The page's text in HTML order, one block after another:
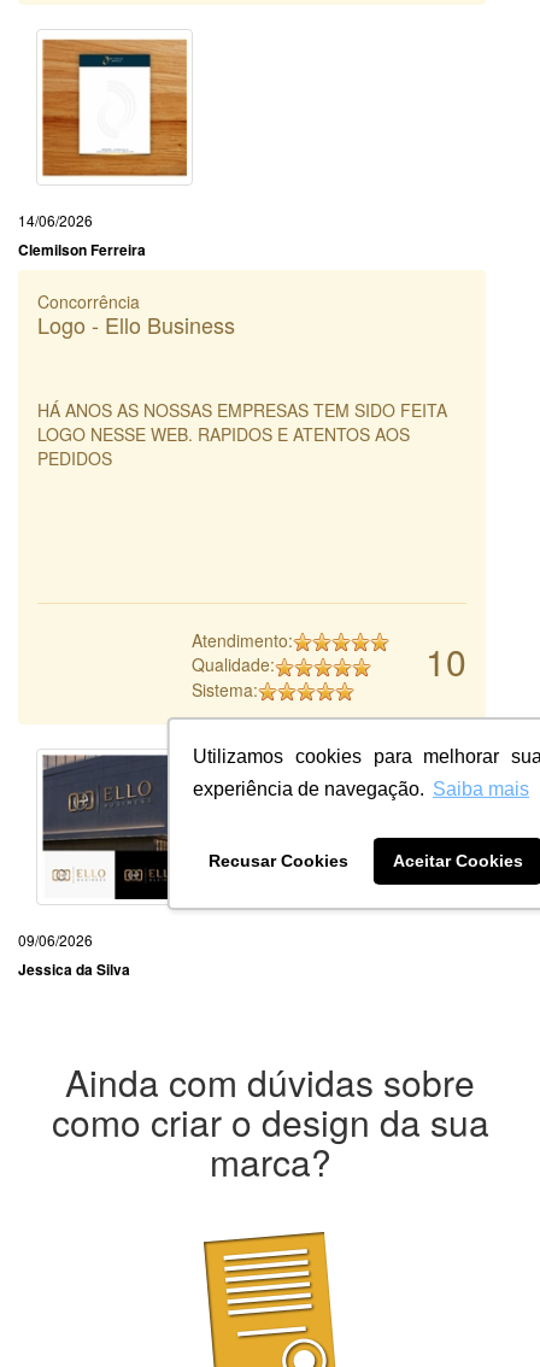
Utilizamos cookies para melhorar
experiência de navegação. Saiba mais
Recusar Cookies Aceitar Cookies
14/06/2026
Clemilson Ferreira
Concorrência
Logo - Ello Business
HÁ ANOS AS NOSSAS EMPRESAS TEM SIDO FEITA
LOGO NESSE WEB. RAPIDOS E ATENTOS AOS
PEDIDOS
10
Atendimento:
Qualidade:
Sistema:
09/06/2026
Jessica da Silva
Ainda com dúvidas sobre
como criar o design da sua
marca?